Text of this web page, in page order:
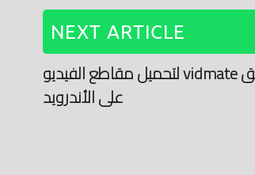
NEXT ARTICLE
تحميل تطبيق vidmate لتحميل مقاطع الفيديو
على الأندرويد